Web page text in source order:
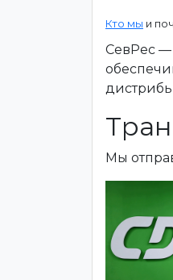
Кто мы и
СевРес —
Мы